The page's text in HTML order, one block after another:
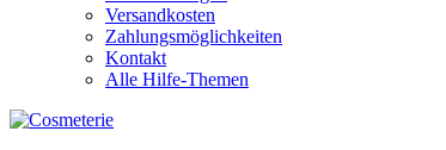
Versandkosten
Zahlungsmöglichkeiten
Kontakt
Alle Hilfe-Themen